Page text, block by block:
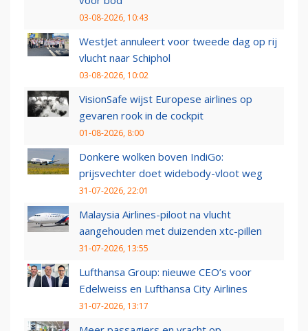
03-08-2026, 10:43
WestJet annuleert voor tweede dag op rij
vlucht naar Schiphol
03-08-2026, 10:02
VisionSafe wijst Europese airlines op
gevaren rook in de cockpit
01-08-2026, 8:00
Donkere wolken boven IndiGo:
prijsvechter doet widebody-vloot weg
31-07-2026, 22:01
Malaysia Airlines-piloot na vlucht
aangehouden met duizenden xtc-pillen
31-07-2026, 13:55
Lufthansa Group: nieuwe CEO’s voor
Edelweiss en Lufthansa City Airlines
31-07-2026, 13:17